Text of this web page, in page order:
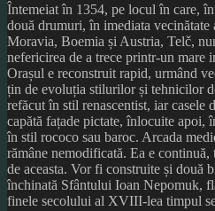
Întemeiat în 1354, pe locul în care,
două drumuri, în imediata vecinătate
Moravia, Boemia și Austria, Telč,
nefericirea de a trece printr-un mare
Orașul e reconstruit rapid, urmând
țin de evoluția stilurilor și tehnicilor
refăcut în stil renascentist, iar casele
capătă fațade pictate, înlocuite
în stil rococo sau baroc. Arcada
rămâne nemodificată. Ea e continuă,
de aceasta. Vor fi construite și două
închinată Sfântului Ioan Nepomuk,
finele secolului al XVIII-lea timpul